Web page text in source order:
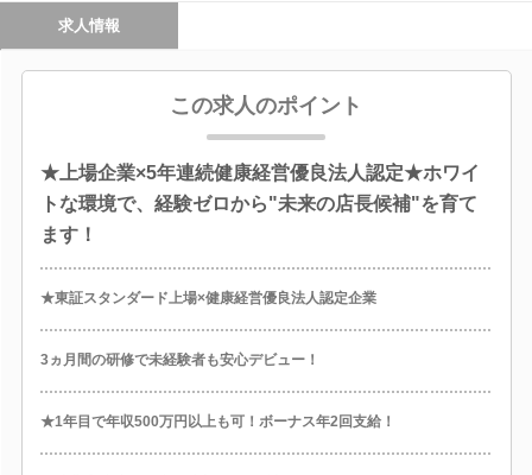
求人情報
この求人のポイント
★上場企業×5年連続健康経営優良法人認定★ホワイ
トな環境で、経験ゼロから"未来の店長候補"を育て
ます！
★東証スタンダード上場×健康経営優良法人認定企業
3ヵ月間の研修で未経験者も安心デビュー！
★1年目で年収500万円以上も可！ボーナス年2回支給！